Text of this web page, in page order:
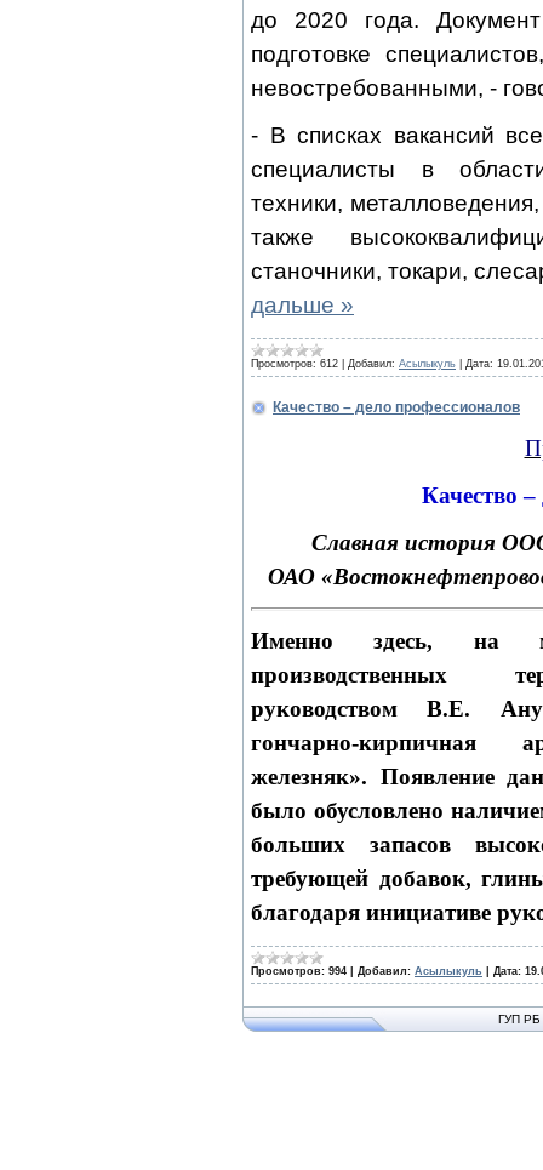
до 2020 года.
подготовке
невостребованными, -
- В списках вакансий
специалисты в
техники,
также
станочники, токари,
дальше »
Просмотров: 612 Добавил: Асылыкуль Дата:
Качество – дело профессионалов
Качество
Славная история
ОАО
Именно здесь, на
производственных
руководством В.Е.
гончарно-кирпичная
железняк». Появление
было обусловлено
больших запасов
требующей добавок,
благодаря инициативе
Просмотров: 994 Добавил: Асылыкуль Дата:
ГУП РБ